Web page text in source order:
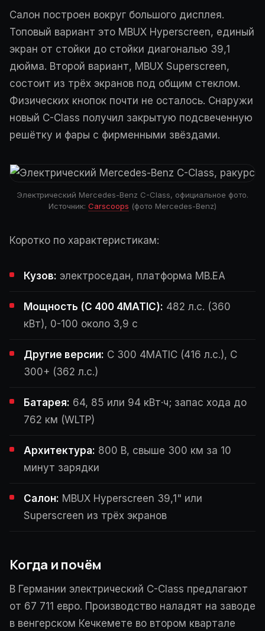
Салон построен вокруг большого дисплея.
Топовый вариант это MBUX Hyperscreen, единый
экран от стойки до стойки диагональю 39,1
дюйма. Второй вариант, MBUX Superscreen,
состоит из трёх экранов под общим стеклом.
Физических кнопок почти не осталось. Снаружи
новый C-Class получил закрытую подсвеченную
решётку и фары с фирменными звёздами.
Электрический Mercedes-Benz C-Class, официальное фото.
Источник: Carscoops (фото Mercedes-Benz)
Коротко по характеристикам:
Кузов: электроседан, платформа MB.EA
Мощность (C 400 4MATIC): 482 л.с. (360
кВт), 0-100 около 3,9 с
Другие версии: C 300 4MATIC (416 л.с.), C
300+ (362 л.с.)
Батарея: 64, 85 или 94 кВт·ч; запас хода до
762 км (WLTP)
Архитектура: 800 В, свыше 300 км за 10
минут зарядки
Салон: MBUX Hyperscreen 39,1" или
Superscreen из трёх экранов
Когда и почём
В Германии электрический C-Class предлагают
от 67 711 евро. Производство наладят на заводе
в венгерском Кечкемете во втором квартале